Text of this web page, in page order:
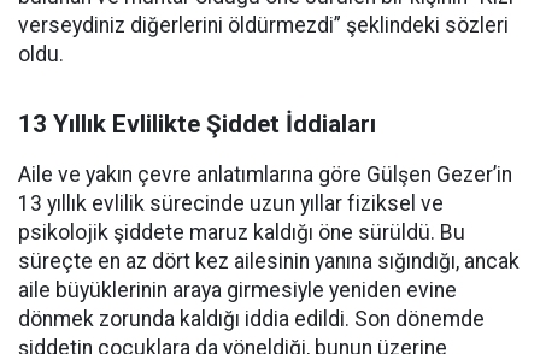
verseydiniz diğerlerini öldürmezdi” şeklindeki sözleri
oldu.
13 Yıllık Evlilikte Şiddet İddiaları
Aile ve yakın çevre anlatımlarına göre Gülşen Gezer’in
13 yıllık evlilik sürecinde uzun yıllar fiziksel ve
psikolojik şiddete maruz kaldığı öne sürüldü. Bu
süreçte en az dört kez ailesinin yanına sığındığı, ancak
aile büyüklerinin araya girmesiyle yeniden evine
dönmek zorunda kaldığı iddia edildi. Son dönemde
şiddetin çocuklara da yöneldiği, bunun üzerine